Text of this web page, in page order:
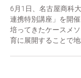
6月1日、名古屋商科
連携特別講座」を開
培ってきたケースメ
育に展開することで地